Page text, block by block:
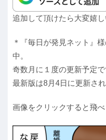
追加して頂けたら大変嬉し
＊『毎日が発見ネット』
中。
奇数月に１度の更新予定で
最新版は8月4日に更新され
画像をクリックすると飛べ